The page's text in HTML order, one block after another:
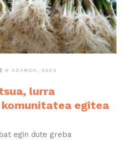
6 AZAROA, 2023
lurra
egitea
egin dute greba